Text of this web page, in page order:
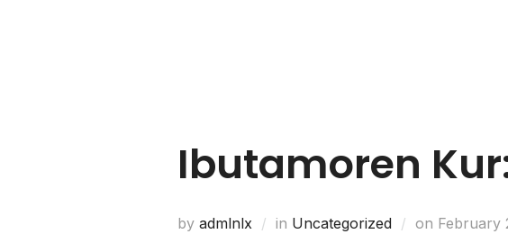
Ibutamoren
by admlnlx in Uncategorized on February